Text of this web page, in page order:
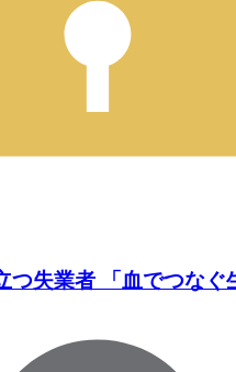
つ失業者 「血でつなぐ